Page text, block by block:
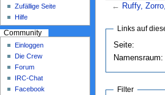
← Ruffy,
Links auf
Seite:
Namensraum:
Filter
Zufällige Seite
Hilfe
Community
Einloggen
Die Crew
Forum
IRC-Chat
Facebook